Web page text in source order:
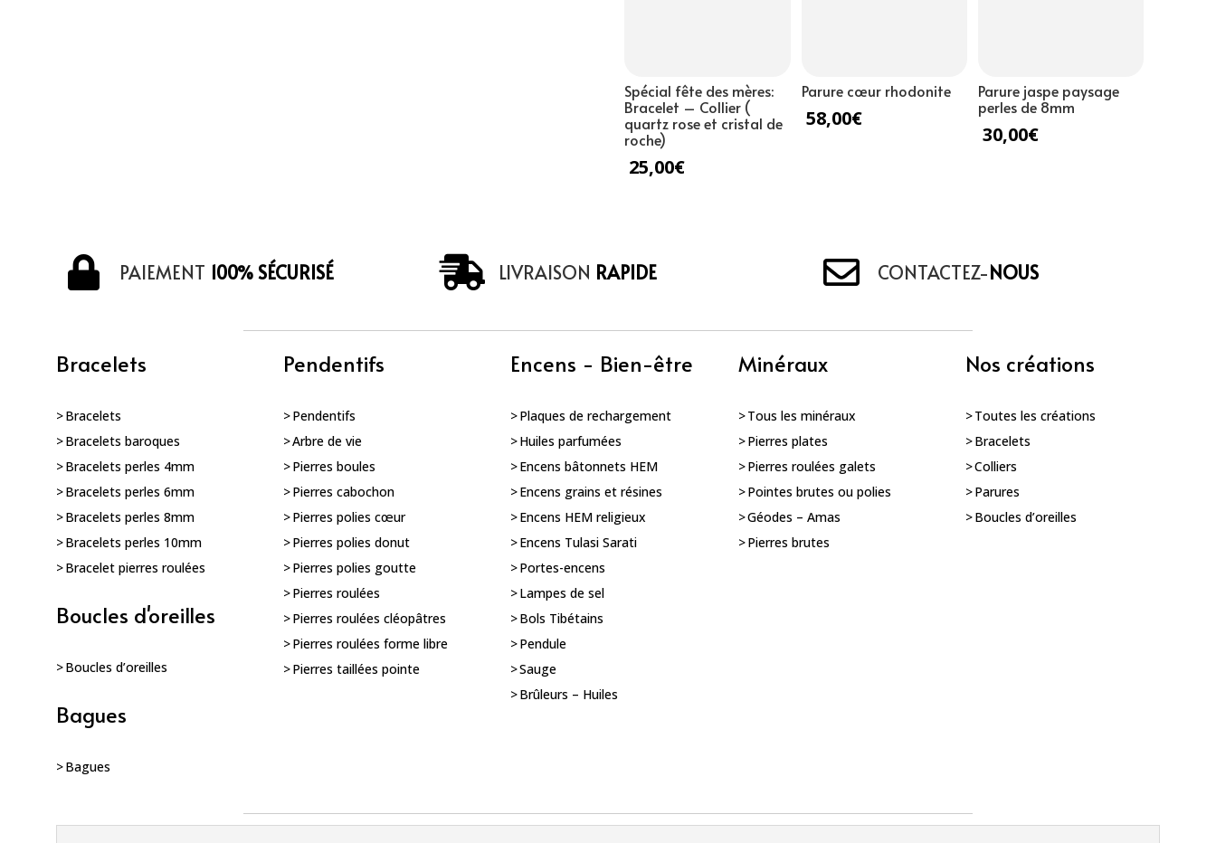
Spécial fête des mères:
Bracelet – Collier (
quartz rose et cristal de
roche)
25,00€
Parure cœur rhodonite
58,00€
Parure jaspe paysage
perles de 8mm
30,00€
PAIEMENT 100% SÉCURISÉ LIVRAISON RAPIDE CONTACTEZ-NOUS
Bracelets
Bracelets
Bracelets baroques
Bracelets perles 4mm
Bracelets perles 6mm
Bracelets perles 8mm
Bracelets perles 10mm
Bracelet pierres roulées
Boucles d'oreilles
Boucles d’oreilles
Bagues
Bagues
Pendentifs
Pendentifs
Arbre de vie
Pierres boules
Pierres cabochon
Pierres polies cœur
Pierres polies donut
Pierres polies goutte
Pierres roulées
Pierres roulées cléopâtres
Pierres roulées forme libre
Pierres taillées pointe
Encens - Bien-être
Plaques de rechargement
Huiles parfumées
Encens bâtonnets HEM
Encens grains et résines
Encens HEM religieux
Encens Tulasi Sarati
Portes-encens
Lampes de sel
Bols Tibétains
Pendule
Sauge
Brûleurs – Huiles
Minéraux
Tous les minéraux
Pierres plates
Pierres roulées galets
Pointes brutes ou polies
Géodes – Amas
Pierres brutes
Nos créations
Toutes les créations
Bracelets
Colliers
Parures
Boucles d’oreilles